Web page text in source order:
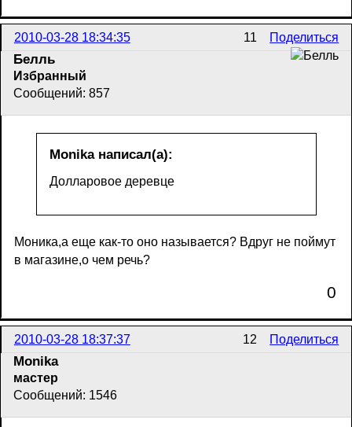
Поделиться
11
2010-03-28 18:34:35
Белль
Избранный
Сообщений: 857
Monika написал(а):
Долларовое деревце
Моника,а еще как-то оно называется? Вдруг не поймут
в магазине,о чем речь?
0
Поделиться
12
2010-03-28 18:37:37
Monika
мастер
Сообщений: 1546